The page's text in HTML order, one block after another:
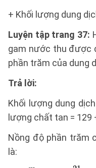
+ Khối lượng dung
Luyện tập trang 37:
gam nước thu được
phần trăm của dung
Trả lời:
Khối lượng dung
lượng chất tan = 129
Nồng độ phần trăm
là: